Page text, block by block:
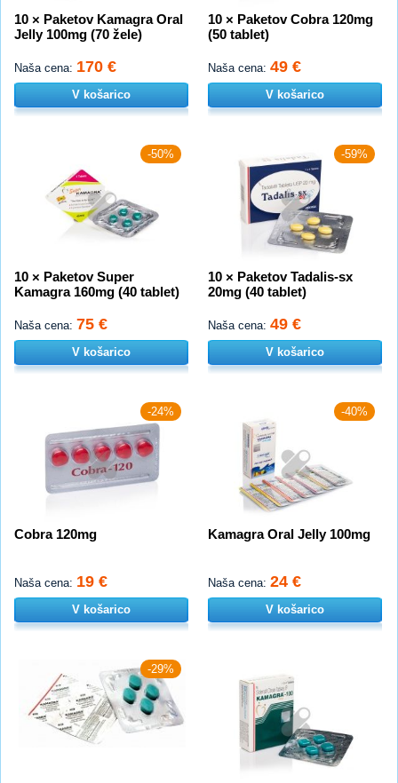
10 × Paketov Kamagra Oral
Jelly 100mg (70 žele)
Naša cena: 170 €
V košarico
10 × Paketov Cobra 120mg
(50 tablet)
Naša cena: 49 €
V košarico
-50%
10 × Paketov Super
Kamagra 160mg (40 tablet)
Naša cena: 75 €
V košarico
-59%
10 × Paketov Tadalis-sx
20mg (40 tablet)
Naša cena: 49 €
V košarico
-24%
Cobra 120mg
Naša cena: 19 €
V košarico
-40%
Kamagra Oral Jelly 100mg
Naša cena: 24 €
V košarico
-29%